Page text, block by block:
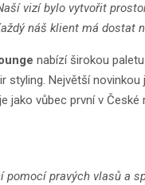
vizí bylo vytvořit
náš klient má dostat
nabízí širokou
styling. Největší novinkou
jako vůbec první v České
pomocí pravých vlasů a